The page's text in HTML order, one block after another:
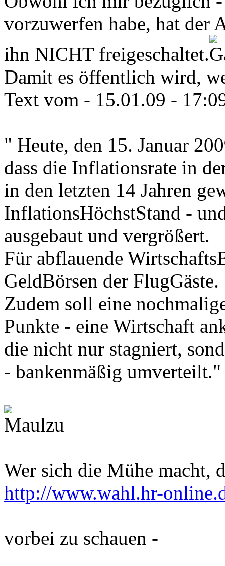
vorzuwerfen habe, hat der
ihn NICHT freigeschaltet.
Damit es öffentlich wird,
Text vom - 15.01.09 -
" Heute, den 15. Januar
dass die Inflationsrate in
in den letzten 14 Jahren
InflationsHöchstStand -
ausgebaut und vergrößert.
Für abflauende
GeldBörsen der FlugGäste.
Zudem soll eine
Punkte - eine Wirtschaft
die nicht nur stagniert,
- bankenmäßig
Wer sich die Mühe macht,
http://www.wahl.hr-
vorbei zu schauen -